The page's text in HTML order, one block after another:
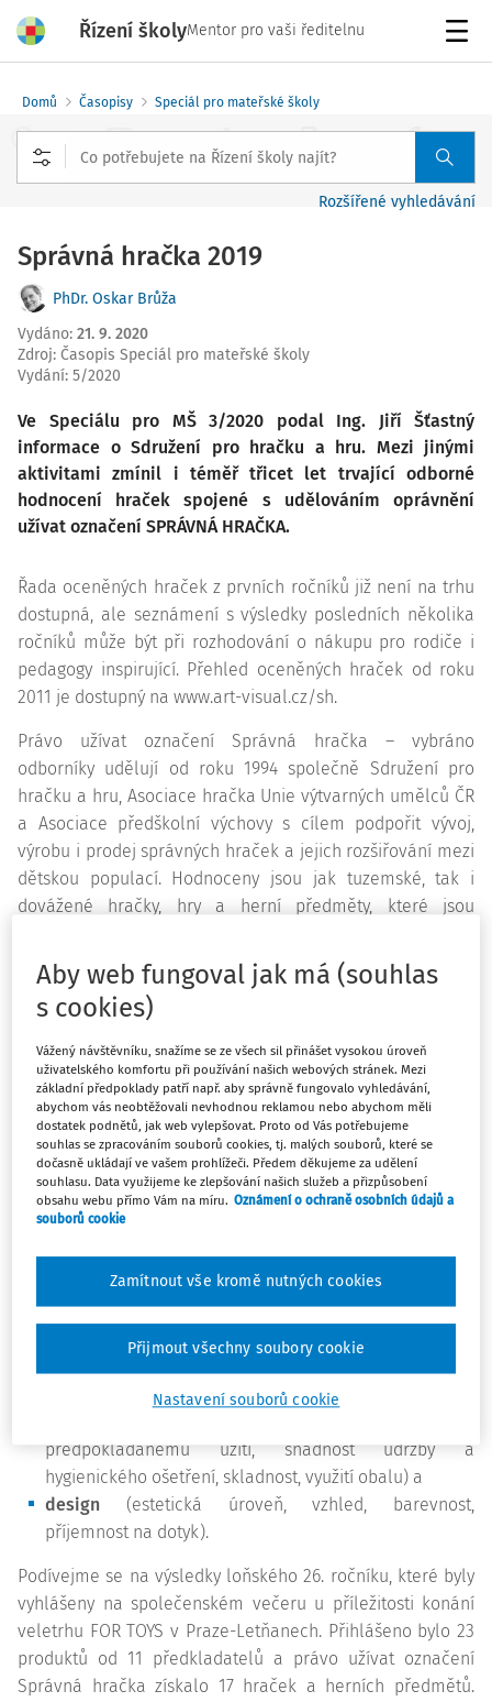
Řízení školyMentor pro vaši ředitelnu
Domů Časopisy Speciál pro mateřské školy
Rozšířené vyhledávání
Správná hračka 2019
PhDr. Oskar Brůža
Vydáno: 21. 9. 2020
Zdroj: Časopis Speciál pro mateřské školy
Vydání: 5/2020
Ve Speciálu pro MŠ 3/2020 podal Ing. Jiří Šťastný
informace o Sdružení pro hračku a hru. Mezi jinými
aktivitami zmínil i téměř třicet let trvající odborné
hodnocení hraček spojené s udělováním oprávnění
užívat označení SPRÁVNÁ HRAČKA.
Řada oceněných hraček z prvních ročníků již není na trhu
dostupná, ale seznámení s výsledky posledních několika
ročníků může být při rozhodování o nákupu pro rodiče i
pedagogy inspirující. Přehled oceněných hraček od roku
2011 je dostupný na www.art-visual.cz/sh.
Právo užívat označení Správná hračka – vybráno
odborníky udělují od roku 1994 společně Sdružení pro
hračku a hru, Asociace hračka Unie výtvarných umělců ČR
a Asociace předškolní výchovy s cílem podpořit vývoj,
výrobu i prodej správných hraček a jejich rozšiřování mezi
dětskou populací. Hodnoceny jsou jak tuzemské, tak i
dovážené hračky, hry a herní předměty, které jsou
(autory), výrobci, dovozci či prodejci nebo nominovány
zástupci spolupořadatelů. Přípustné jsou i prototypy
(autorské hračky), určené k pozdější výrobě.
Zelené logo je nadstandardním značením, které zaručuje,
že hračka má kromě všech státem kontrolovaných
vlastností, tedy zdravotní nezávadnosti a bezpečnosti, také
estetické a výchovné kvality vhodné pro rozvoj
schopností dětského uživatele. Proto je základním
kritériem posouzení pedagogicko-psychologické
způsobilosti hračky.
Teprve je-li hodnocení z tohoto hlediska uspokojivé,
posuzují se dále
preciznost provedení),
předpokládanému užití, snadnost údržby a
hygienického ošetření, skladnost, využití obalu) a
design (estetická úroveň, vzhled, barevnost,
příjemnost na dotyk).
Podívejme se na výsledky loňského 26. ročníku, které byly
vyhlášeny na společenském večeru u příležitosti konání
veletrhu FOR TOYS v Praze-Letňanech. Přihlášeno bylo 23
produktů od 11 předkladatelů a právo užívat označení
Správná hračka získalo 17 hraček a herních předmětů.
Aby web fungoval jak má (souhlas
s cookies)
Vážený návštěvníku, snažíme se ze všech sil přinášet vysokou úroveň
uživatelského komfortu při používání našich webových stránek. Mezi
základní předpoklady patří např. aby správně fungovalo vyhledávání,
abychom vás neobtěžovali nevhodnou reklamou nebo abychom měli
dostatek podnětů, jak web vylepšovat. Proto od Vás potřebujeme
souhlas se zpracováním souborů cookies, tj. malých souborů, které se
dočasně ukládají ve vašem prohlížeči. Předem děkujeme za udělení
souhlasu. Data využijeme ke zlepšování našich služeb a přizpůsobení
obsahu webu přímo Vám na míru. Oznámení o ochraně osobních údajů a
souborů cookie
Nastavení souborů cookie
Zamítnout vše kromě nutných cookies
Přijmout všechny soubory cookie